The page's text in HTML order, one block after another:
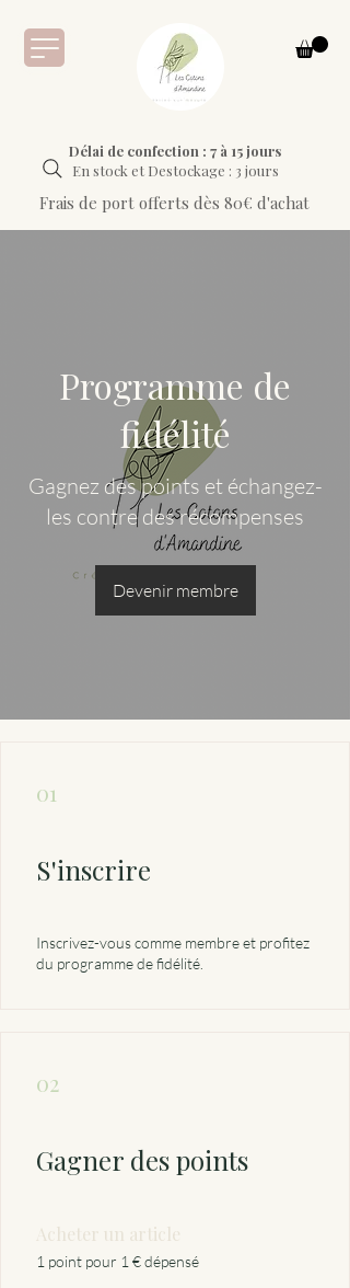
Délai de confection : 7 à 15 jours
En stock et Destockage : 3 jours
Frais de port offerts dès 80€ d'achat
Programme de
fidélité
Gagnez des points et échangez-
les contre des récompenses
Devenir membre
01
S'inscrire
Inscrivez-vous comme membre et profitez
du programme de fidélité.
02
Gagner des points
Acheter un article
1 point pour 1 € dépensé